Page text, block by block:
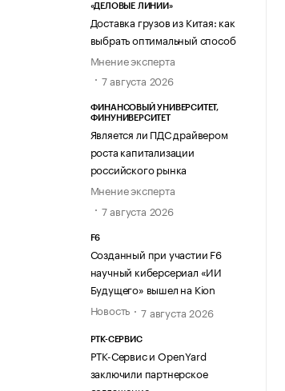
«ДЕЛОВЫЕ ЛИНИИ»
Доставка грузов из Китая: как
выбрать оптимальный способ
Мнение эксперта
7 августа 2026
ФИНАНСОВЫЙ УНИВЕРСИТЕТ,
ФИНУНИВЕРСИТЕТ
Является ли ПДС драйвером
роста капитализации
российского рынка
Мнение эксперта
7 августа 2026
F6
Созданный при участии F6
научный киберсериал «ИИ
Будущего» вышел на Kion
Новость
7 августа 2026
РТК-СЕРВИС
РТК-Сервис и OpenYard
заключили партнерское